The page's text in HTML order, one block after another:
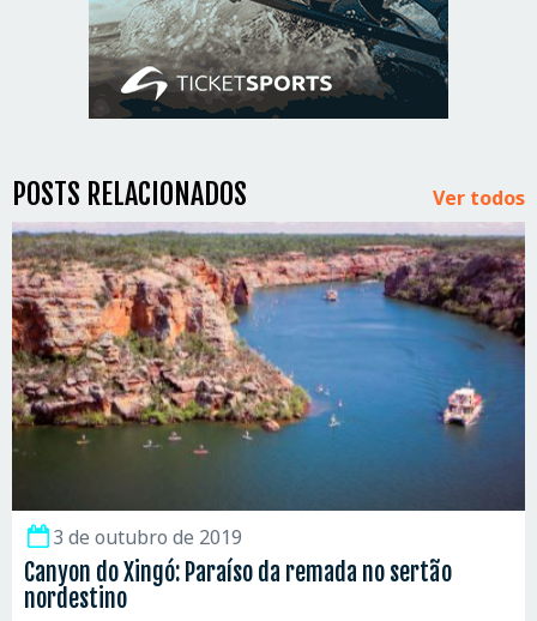
POSTS RELACIONADOS Ver todos
3 de outubro de 2019
Canyon do Xingó: Paraíso da remada no sertão
nordestino